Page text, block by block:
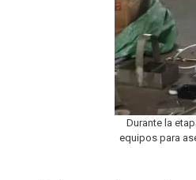
Durante la
equipos para